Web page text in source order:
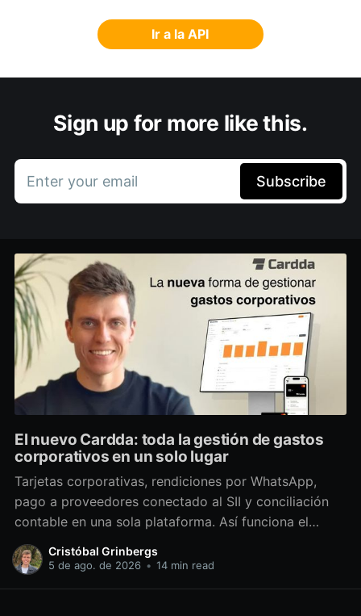
Ir a la API
Sign up for more like this.
Enter your email Subscribe
El nuevo Cardda: toda la gestión de gastos
corporativos en un solo lugar
Tarjetas corporativas, rendiciones por WhatsApp,
pago a proveedores conectado al SII y conciliación
contable en una sola plataforma. Así funciona el
nuevo Cardda.
Cristóbal Grinbergs
5 de ago. de 2026 • 14 min read